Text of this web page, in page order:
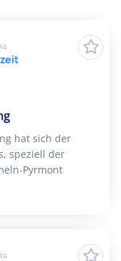
hat sich der
speziell der
Pyrmont